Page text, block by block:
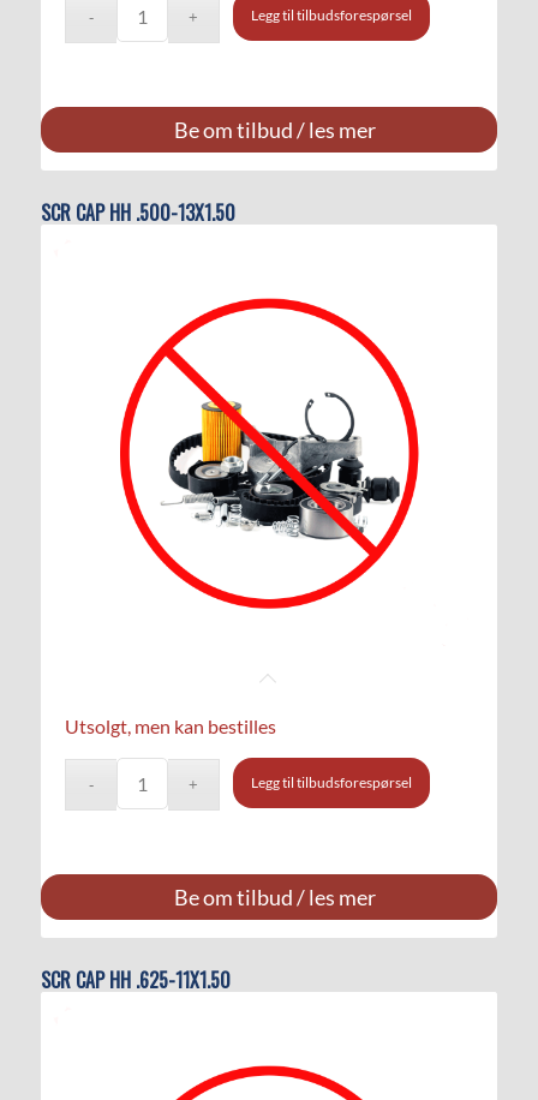
Legg til tilbudsforespørsel
Be om tilbud / les mer
SCR CAP HH .500-13X1.50
Utsolgt, men kan bestilles
Legg til tilbudsforespørsel
Be om tilbud / les mer
SCR CAP HH .625-11X1.50